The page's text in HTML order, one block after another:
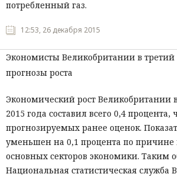
потребленный газ.
12:53, 26 декабря 2015
Экономисты Великобритании в третий
прогнозы роста
Экономический рост Великобритании
2015 года составил всего 0,4
прогнозируемых ранее оценок.
уменьшен на 0,1 процента по причине
основных секторов экономики. Таким
Национальная статистическая служба